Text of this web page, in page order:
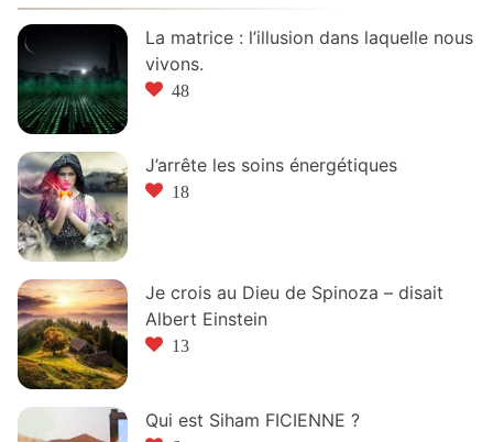
La matrice : l’illusion dans laquelle nous
vivons.
48
J’arrête les soins énergétiques
18
Je crois au Dieu de Spinoza – disait
Albert Einstein
13
Qui est Siham FICIENNE ?